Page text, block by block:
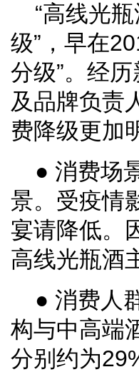
“高线光
级”，早在
分级”。经
及品牌负责
费降级更加
● 消费场
景。受疫情
宴请降低。
高线光瓶酒
● 消费人
构与中高端
分别约为